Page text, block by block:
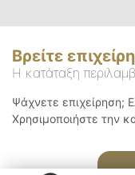
Βρείτε
Η κατάταξη
Ψάχνετε επιχείρηση;
Χρησιμοποιήστε την